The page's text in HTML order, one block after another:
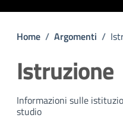
Home / Argomenti /
Istruzione
Dettagli
Informazioni sulle
studio